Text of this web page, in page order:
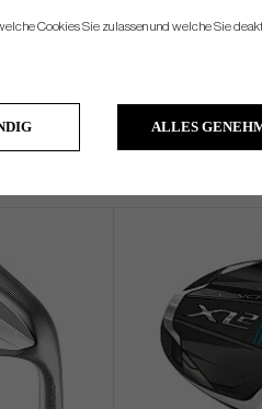
Cookies Sie zulassen und welche Sie
ALLES